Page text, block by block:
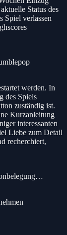
Status des
Spiel verlassen
werden. In
des Spiels
zuständig ist.
Kurzanleitung
interessanten
Liebe zum Detail
recherchiert,